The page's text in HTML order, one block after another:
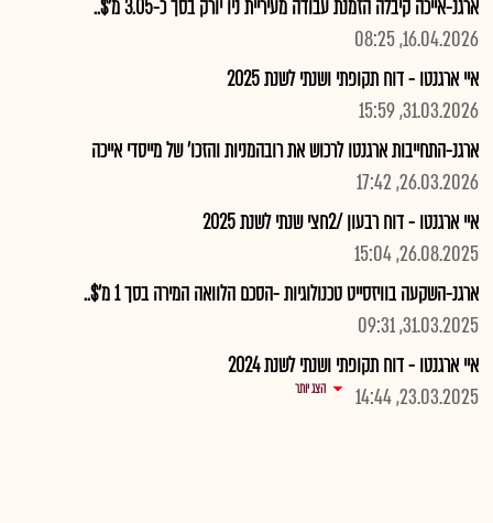
ארגנ-אייכה קיבלה הזמנת עבודה מעיריית ניו יורק בסך כ-3.05 מ'$..
16.04.2026, 08:25
איי ארגנטו - דוח תקופתי ושנתי לשנת 2025
31.03.2026, 15:59
ארגנ-התחייבות ארגנטו לרכוש את רובהמניות והזכו' של מייסדי אייכה
26.03.2026, 17:42
איי ארגנטו - דוח רבעון /2חצי שנתי לשנת 2025
26.08.2025, 15:04
ארגנ-השקעה בוויזסייט טכנולוגיות -הסכם הלוואה המירה בסך 1 מ'$..
31.03.2025, 09:31
איי ארגנטו - דוח תקופתי ושנתי לשנת 2024
23.03.2025, 14:44
הצג יותר